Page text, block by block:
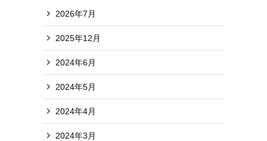
2026年7月
2025年12月
2024年6月
2024年5月
2024年4月
2024年3月